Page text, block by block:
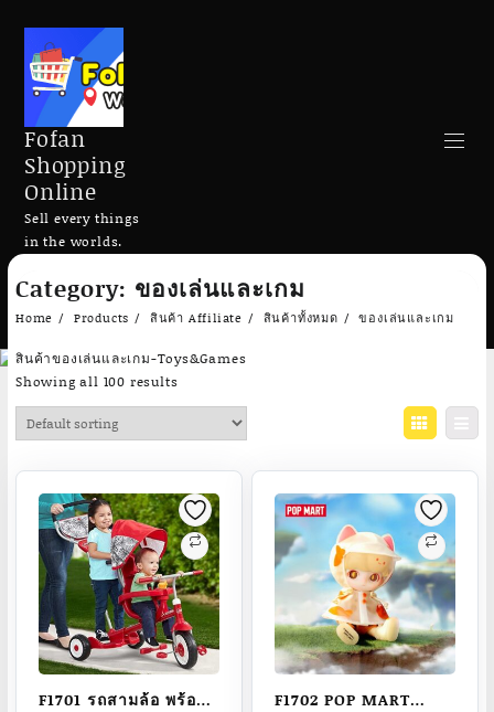
Skip
content
Fofan
Shopping
Online
Sell every things
in the worlds.
Category: ของเล่นและเกม
Home Products สินค้า Affiliate สินค้าทั้งหมด ของเล่นและเกม
สินค้าของเล่นและเกม-Toys&Games
Showing all 100 results
F1701 รถสามล้อ พร้อมที่
F1702 POP MART